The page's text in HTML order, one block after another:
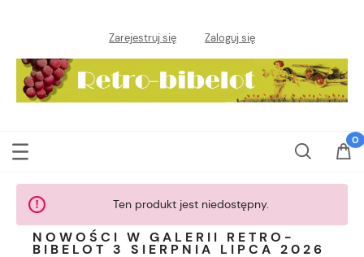
Zarejestruj się Zaloguj się
Ten produkt jest niedostępny.
NOWOŚCI W GALERII RETRO-
BIBELOT 3 SIERPNIA LIPCA 2026